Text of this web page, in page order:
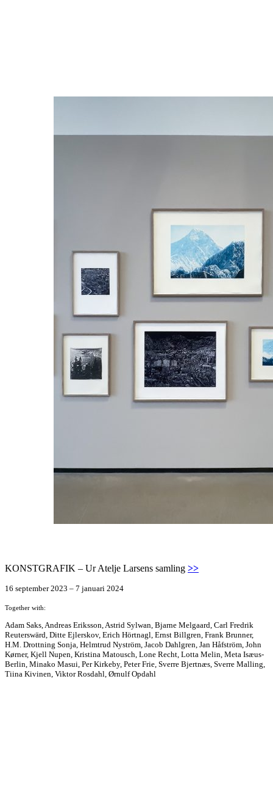
KONSTGRAFIK – Ur Atelje Larsens samling >>
16 september 2023 – 7 januari 2024
Together with:
Adam Saks, Andreas Eriksson, Astrid Sylwan, Bjarne Melgaard, Carl Fredrik
Reuterswärd, Ditte Ejlerskov, Erich Hörtnagl, Ernst Billgren, Frank Brunner,
H.M. Drottning Sonja, Helmtrud Nyström, Jacob Dahlgren, Jan Håfström, John
Kørner, Kjell Nupen, Kristina Matousch, Lone Recht, Lotta Melin, Meta Isæus-
Berlin, Minako Masui, Per Kirkeby, Peter Frie, Sverre Bjertnæs, Sverre Malling,
Tiina Kivinen, Viktor Rosdahl, Ørnulf Opdahl